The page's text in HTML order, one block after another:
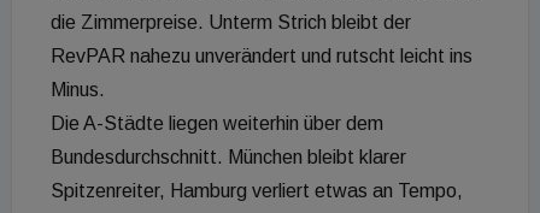
die Zimmerpreise. Unterm Strich bleibt der
RevPAR nahezu unverändert und rutscht leicht ins
Minus.
Die A-Städte liegen weiterhin über dem
Bundesdurchschnitt. München bleibt klarer
Spitzenreiter, Hamburg verliert etwas an Tempo,